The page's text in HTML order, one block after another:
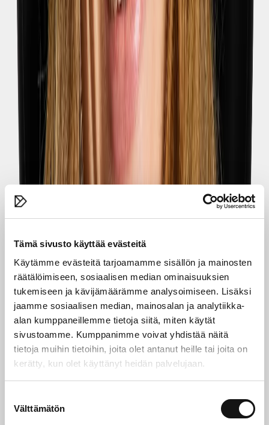
Tämä sivusto käyttää evästeitä
Käytämme evästeitä tarjoamamme sisällön ja mainosten
räätälöimiseen, sosiaalisen median ominaisuuksien
tukemiseen ja kävijämäärämme analysoimiseen. Lisäksi
jaamme sosiaalisen median, mainosalan ja analytiikka-
alan kumppaneillemme tietoja siitä, miten käytät
sivustoamme. Kumppanimme voivat yhdistää näitä
tietoja muihin tietoihin, joita olet antanut heille tai joita on
kerätty, kun olet käyttänyt heidän palvelujaan.
valinta
Välttämätön
14.07.2026
Annoin sadehatun syntymäpäivälahjaksi.
Show original